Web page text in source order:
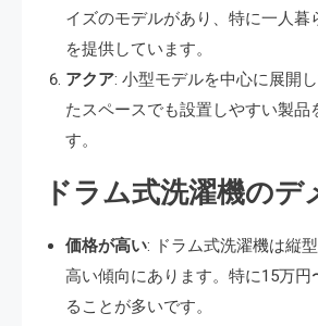
イズのモデルがあり、特に一人暮
を提供しています。
アクア: 小型モデルを中心に展開
たスペースでも設置しやすい製品
す。
ドラム式洗濯機のデ
価格が高い: ドラム式洗濯機は縦
高い傾向にあります。特に15万円
ることが多いです。